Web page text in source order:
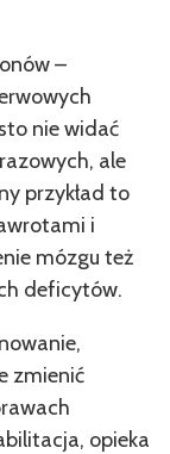
–
nie widać
ale
przykład to
i
mózgu też
deficytów.
zmienić
opieka